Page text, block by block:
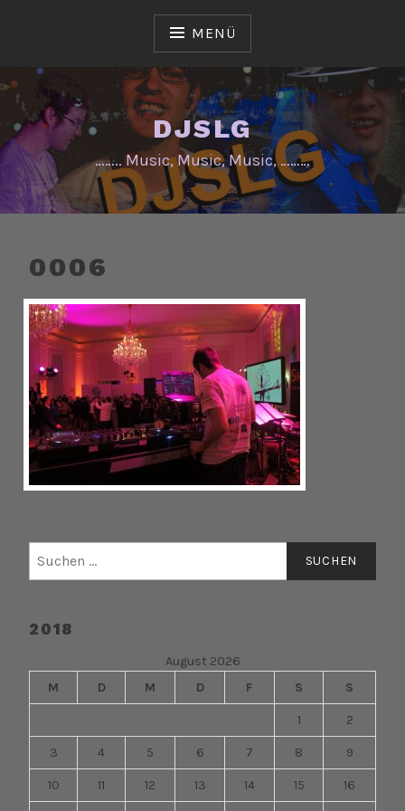
MENÜ
DJSLG
…….. Music, Music, Music, ………
0006
nach:
2018
August 2026
M
D M D F S S
1 2
3 4 5 6 7 8 9
10 11 12 13 14 15 16